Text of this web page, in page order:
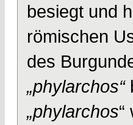
besiegt und
römischen
des
„phylarchos“
„phylarchos“